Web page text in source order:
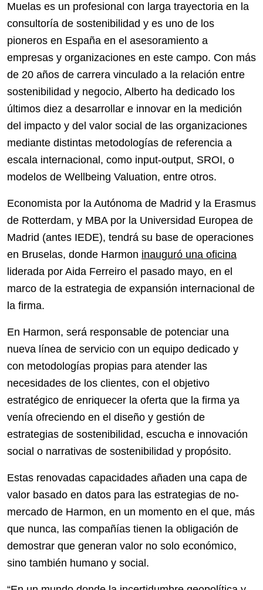
Muelas es un profesional con larga trayectoria en la
consultoría de sostenibilidad y es uno de los
pioneros en España en el asesoramiento a
empresas y organizaciones en este campo. Con más
de 20 años de carrera vinculado a la relación entre
sostenibilidad y negocio, Alberto ha dedicado los
últimos diez a desarrollar e innovar en la medición
del impacto y del valor social de las organizaciones
mediante distintas metodologías de referencia a
escala internacional, como input-output, SROI, o
modelos de Wellbeing Valuation, entre otros.
Economista por la Autónoma de Madrid y la Erasmus
de Rotterdam, y MBA por la Universidad Europea de
Madrid (antes IEDE), tendrá su base de operaciones
en Bruselas, donde Harmon inauguró una oficina
liderada por Aida Ferreiro el pasado mayo, en el
marco de la estrategia de expansión internacional de
la firma.
En Harmon, será responsable de potenciar una
nueva línea de servicio con un equipo dedicado y
con metodologías propias para atender las
necesidades de los clientes, con el objetivo
estratégico de enriquecer la oferta que la firma ya
venía ofreciendo en el diseño y gestión de
estrategias de sostenibilidad, escucha e innovación
social o narrativas de sostenibilidad y propósito.
Estas renovadas capacidades añaden una capa de
valor basado en datos para las estrategias de no-
mercado de Harmon, en un momento en el que, más
que nunca, las compañías tienen la obligación de
demostrar que generan valor no solo económico,
sino también humano y social.